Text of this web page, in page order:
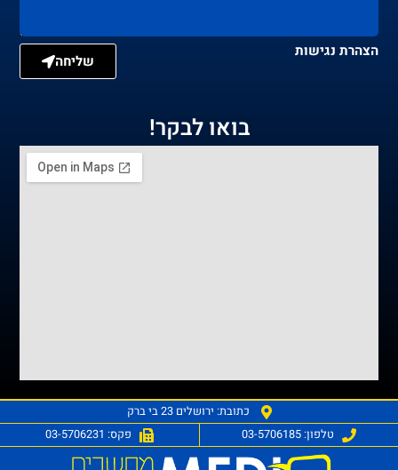
שליחה
הצהרת נגישות
בואו לבקר!
כתובת: ירושלים 23 בי ברק
טלפון: 03-5706185
פקס: 03-5706231